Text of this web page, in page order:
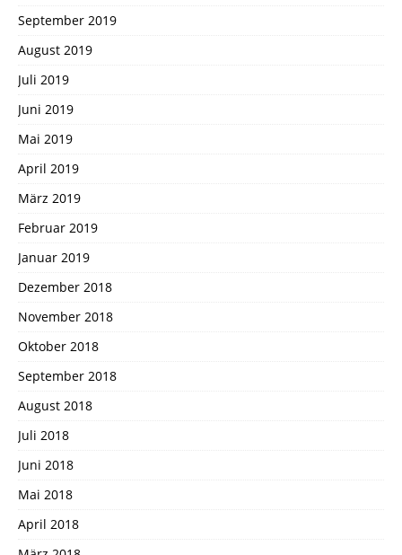
September 2019
August 2019
Juli 2019
Juni 2019
Mai 2019
April 2019
März 2019
Februar 2019
Januar 2019
Dezember 2018
November 2018
Oktober 2018
September 2018
August 2018
Juli 2018
Juni 2018
Mai 2018
April 2018